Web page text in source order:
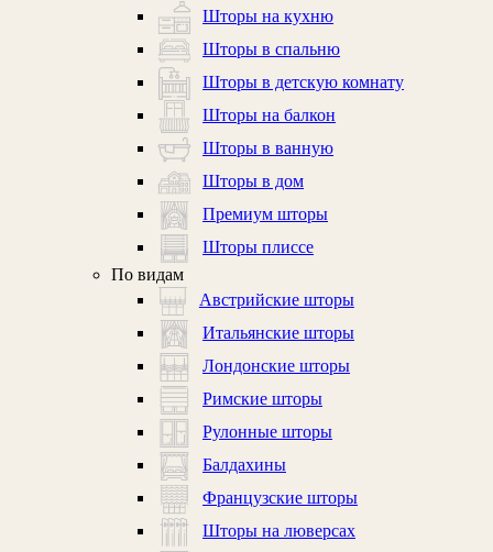
Шторы на кухню
Шторы в спальню
Шторы в детскую комнату
Шторы на балкон
Шторы в ванную
Шторы в дом
Премиум шторы
Шторы плиссе
По видам
Австрийские шторы
Итальянские шторы
Лондонские шторы
Римские шторы
Рулонные шторы
Балдахины
Французские шторы
Шторы на люверсах